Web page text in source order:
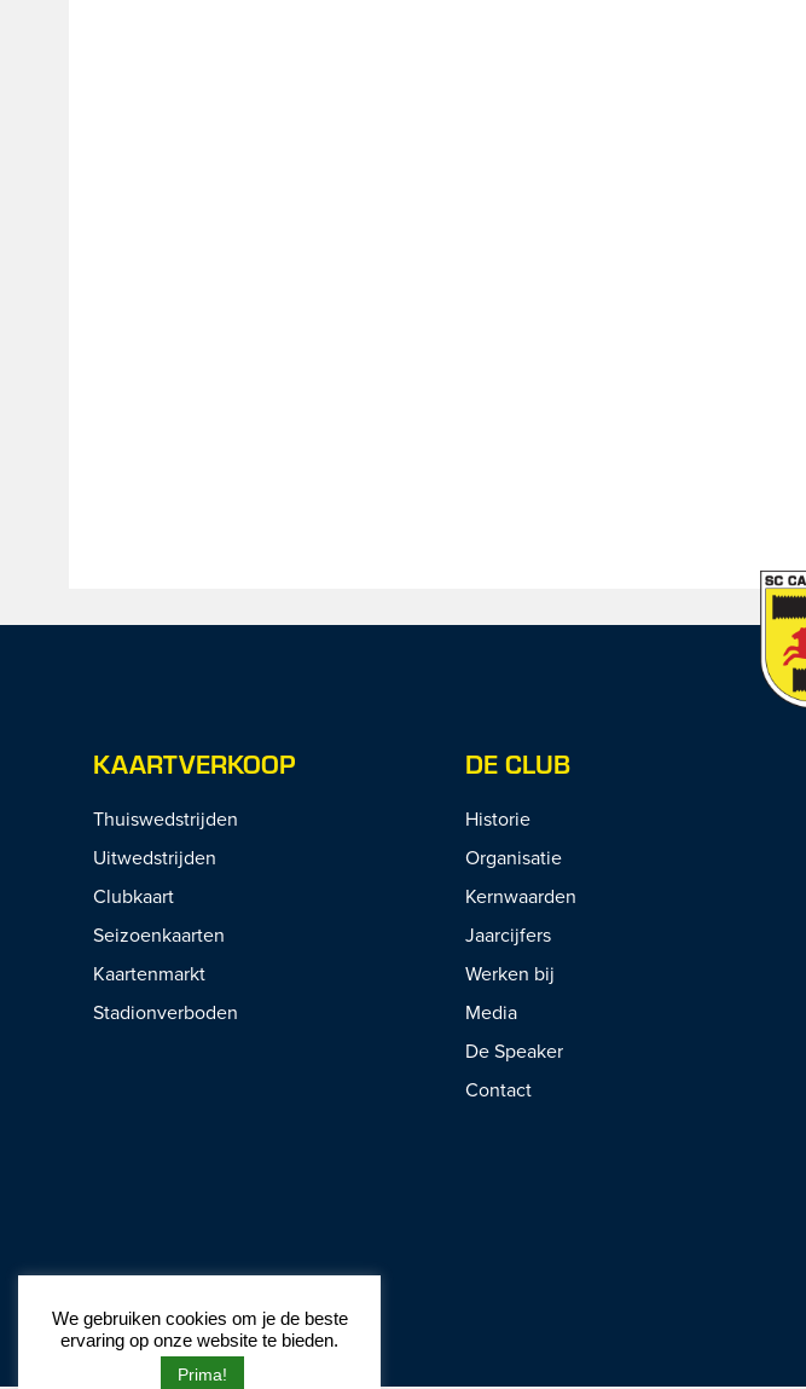
KAARTVERKOOP
Thuiswedstrijden
Uitwedstrijden
Clubkaart
Seizoenkaarten
Kaartenmarkt
Stadionverboden
DE CLUB
Historie
Organisatie
Kernwaarden
Jaarcijfers
Werken bij
Media
De Speaker
Contact
We gebruiken cookies om je de beste
ervaring op onze website te bieden.
Prima!